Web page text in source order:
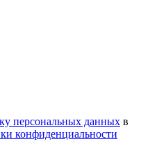
персональных данных в
конфиденциальности